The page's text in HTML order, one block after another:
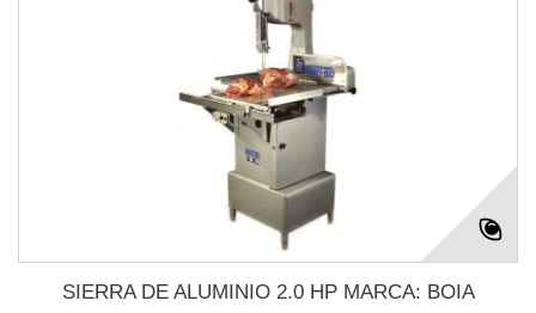
SIERRA DE ALUMINIO 2.0 HP MARCA: BOIA